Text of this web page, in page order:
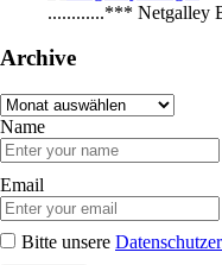
............*** Netgalley
Archive
Archive
Name
Email
Bitte unsere